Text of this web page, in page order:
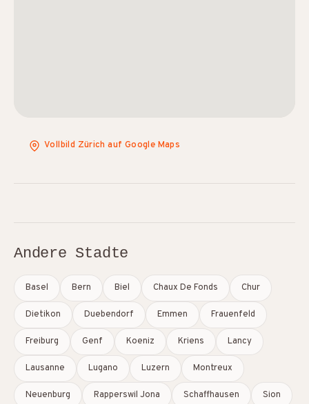
Vollbild Zürich auf Google Maps
Andere Stadte
Basel Bern Biel Chaux De Fonds Chur
Dietikon Duebendorf Emmen Frauenfeld
Freiburg Genf Koeniz Kriens Lancy
Lausanne Lugano Luzern Montreux
Neuenburg Rapperswil Jona Schaffhausen Sion